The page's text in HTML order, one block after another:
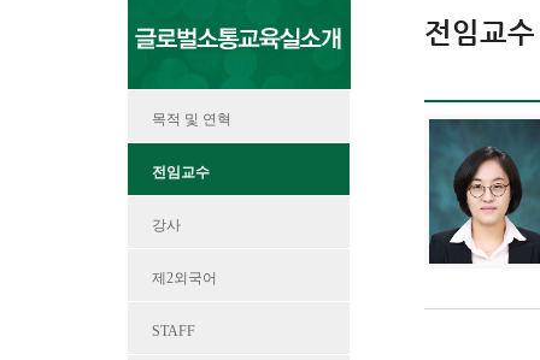
목적 및 연혁
전임교수
강사
제2외국어
STAFF
전임교수